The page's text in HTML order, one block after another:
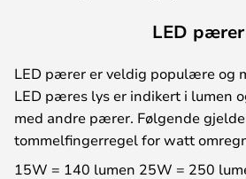
LED pærer
LED pærer er veldig populære og
LED pæres lys er indikert i lumen
med andre pærer. Følgende
tommelfingerregel for watt
15W = 140 lumen 25W = 250